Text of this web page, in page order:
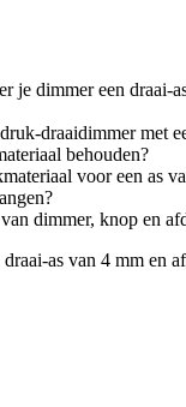
je dimmer een
draaidimmer met
behouden?
voor een as
dimmer, knop en
as van 4 mm en